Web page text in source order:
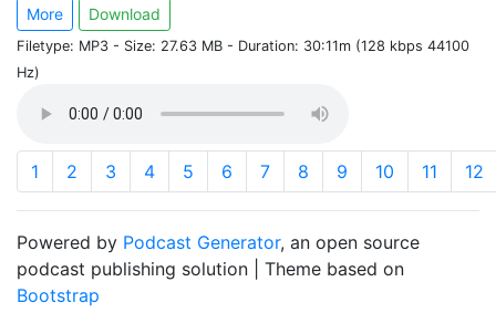
More Download
Filetype: MP3 - Size: 27.63 MB - Duration: 30:11m (128 kbps 44100
Hz)
1 2 3 4 5 6 7 8 9 10 11 12
Powered by Podcast Generator, an open source
podcast publishing solution | Theme based on
Bootstrap